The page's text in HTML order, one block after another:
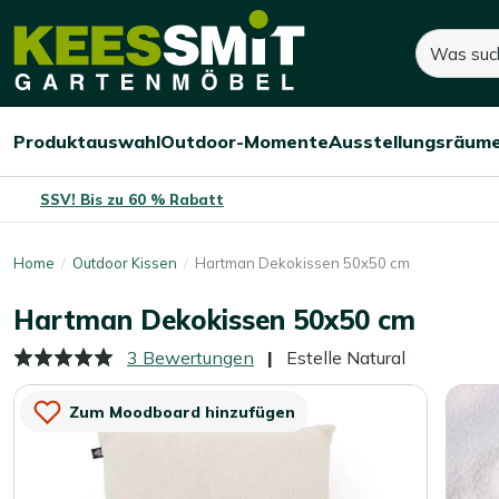
Kees
Suchen
Menü
Produktauswahl
Menü
Outdoor-Momente
Menü
SSV! Bis zu 60 % Rabatt
Home Outdoor Kissen Hartman Dekokissen 50x50 cm
Hartman Dekokissen 50x50 cm
Estelle Natural
3 Bewertungen
Zum Moodboard hinzufügen
40,-